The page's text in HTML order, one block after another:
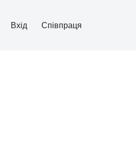
Вхід Співпраця